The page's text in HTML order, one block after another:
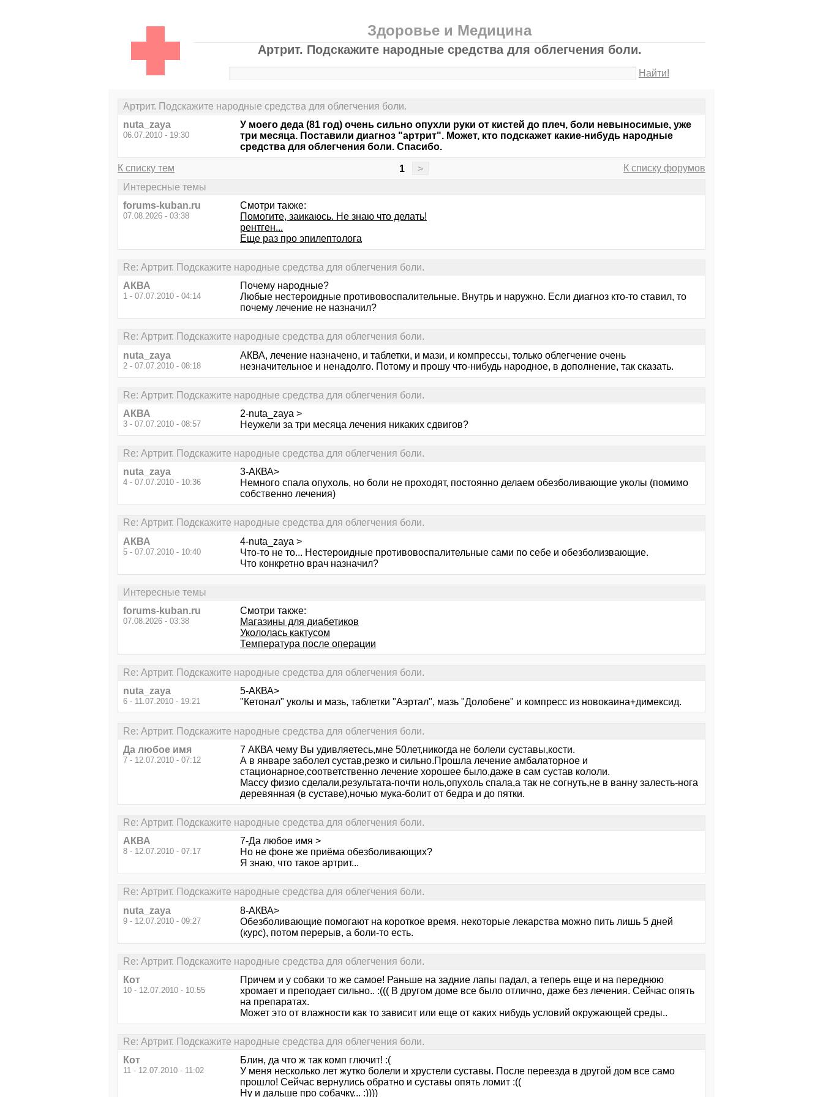
Здоровье и Медицина
Артрит. Подскажите народные средства для облегчения боли.
Найти!
Артрит. Подскажите народные средства для облегчения боли.
nuta_zaya
06.07.2010 - 19:30
У моего деда (81 год) очень сильно опухли руки от кистей до плеч, боли невыносимые, уже
три месяца. Поставили диагноз "артрит". Может, кто подскажет какие-нибудь народные
средства для облегчения боли. Спасибо.
К списку тем 1 >
К списку форумов
Интересные темы
forums-kuban.ru
07.08.2026 - 03:38
Смотри также:
Помогите, заикаюсь. Не знаю что делать!
рентген...
Еще раз про эпилептолога
Re: Артрит. Подскажите народные средства для облегчения боли.
АКВА
1 - 07.07.2010 - 04:14
Почему народные?
Любые нестероидные противовоспалительные. Внутрь и наружно. Если диагноз кто-то ставил, то
почему лечение не назначил?
Re: Артрит. Подскажите народные средства для облегчения боли.
nuta_zaya
2 - 07.07.2010 - 08:18
АКВА, лечение назначено, и таблетки, и мази, и компрессы, только облегчение очень
незначительное и ненадолго. Потому и прошу что-нибудь народное, в дополнение, так сказать.
Re: Артрит. Подскажите народные средства для облегчения боли.
АКВА
3 - 07.07.2010 - 08:57
2-nuta_zaya >
Неужели за три месяца лечения никаких сдвигов?
Re: Артрит. Подскажите народные средства для облегчения боли.
nuta_zaya
4 - 07.07.2010 - 10:36
3-АКВА>
Немного спала опухоль, но боли не проходят, постоянно делаем обезболивающие уколы (помимо
собственно лечения)
Re: Артрит. Подскажите народные средства для облегчения боли.
АКВА
5 - 07.07.2010 - 10:40
4-nuta_zaya >
Что-то не то... Нестероидные противовоспалительные сами по себе и обезболизвающие.
Что конкретно врач назначил?
Интересные темы
forums-kuban.ru
07.08.2026 - 03:38
Смотри также:
Магазины для диабетиков
Укололась кактусом
Температура после операции
Re: Артрит. Подскажите народные средства для облегчения боли.
nuta_zaya
6 - 11.07.2010 - 19:21
5-АКВА>
"Кетонал" уколы и мазь, таблетки "Аэртал", мазь "Долобене" и компресс из новокаина+димексид.
Re: Артрит. Подскажите народные средства для облегчения боли.
Да любое имя
7 - 12.07.2010 - 07:12
7 АКВА чему Вы удивляетесь,мне 50лет,никогда не болели суставы,кости.
А в январе заболел сустав,резко и сильно.Прошла лечение амбалаторное и
стационарное,соответственно лечение хорошее было,даже в сам сустав кололи.
Массу физио сделали,результата-почти ноль,опухоль спала,а так не согнуть,не в ванну залесть-нога
деревянная (в суставе),ночью мука-болит от бедра и до пятки.
Re: Артрит. Подскажите народные средства для облегчения боли.
АКВА
8 - 12.07.2010 - 07:17
7-Да любое имя >
Но не фоне же приёма обезболивающих?
Я знаю, что такое артрит...
Re: Артрит. Подскажите народные средства для облегчения боли.
nuta_zaya
9 - 12.07.2010 - 09:27
8-АКВА>
Обезболивающие помогают на короткое время. некоторые лекарства можно пить лишь 5 дней
(курс), потом перерыв, а боли-то есть.
Re: Артрит. Подскажите народные средства для облегчения боли.
Кот
10 - 12.07.2010 - 10:55
Причем и у собаки то же самое! Раньше на задние лапы падал, а теперь еще и на переднюю
хромает и преподает сильно.. :((( В другом доме все было отлично, даже без лечения. Сейчас опять
на препаратах.
Может это от влажности как то зависит или еще от каких нибудь условий окружающей среды..
Re: Артрит. Подскажите народные средства для облегчения боли.
Кот
11 - 12.07.2010 - 11:02
Блин, да что ж так комп глючит! :(
У меня несколько лет жутко болели и хрустели суставы. После переезда в другой дом все само
прошло! Сейчас вернулись обратно и суставы опять ломит :((
Ну и дальше про собачку... :))))